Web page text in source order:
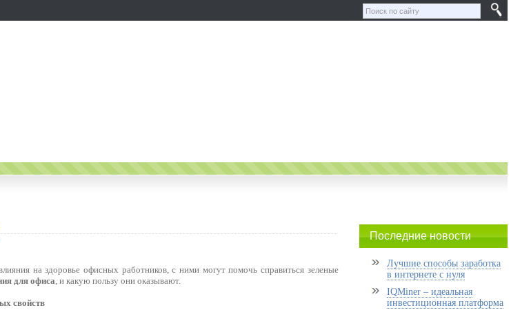
на здоровье офисных работников, с ними могут помочь справиться зеленые
для офиса, и какую пользу они оказывают.
свойств
Последние новости
Лучшие способы заработка
в интернете с нуля
IQMiner – идеальная
инвестиционная платформа